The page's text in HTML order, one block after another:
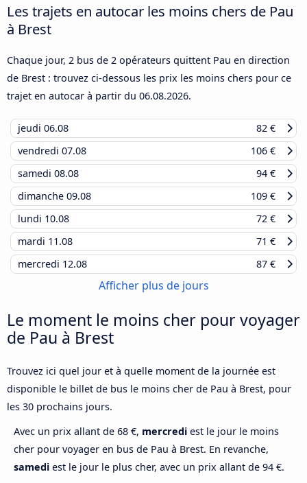
Les trajets en autocar les moins chers de Pau
à Brest
Chaque jour, 2 bus de 2 opérateurs quittent Pau en direction
de Brest : trouvez ci-dessous les prix les moins chers pour ce
trajet en autocar à partir du 06.08.2026.
jeudi 06.08
82 €
vendredi 07.08
106 €
samedi 08.08
94 €
dimanche 09.08
109 €
lundi 10.08
72 €
mardi 11.08
71 €
mercredi 12.08 87 €
Afficher plus de jours
Le moment le moins cher pour voyager
de Pau à Brest
Trouvez ici quel jour et à quelle moment de la journée est
disponible le billet de bus le moins cher de Pau à Brest, pour
les 30 prochains jours.
Avec un prix allant de 68 €, mercredi est le jour le moins
cher pour voyager en bus de Pau à Brest. En revanche,
samedi est le jour le plus cher, avec un prix allant de 94 €.